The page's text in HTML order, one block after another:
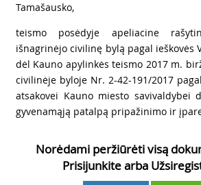
Tamašausko,
teismo posėdyje apeliacine
išnagrinėjo civilinę bylą pagal ieškovės
dėl Kauno apylinkės teismo 2017 m.
civilinėje byloje Nr. 2-42-191/2017
atsakovei Kauno miesto savivaldybei
gyvenamąją patalpą pripažinimo ir
Norėdami peržiūrėti visą
Prisijunkite arba